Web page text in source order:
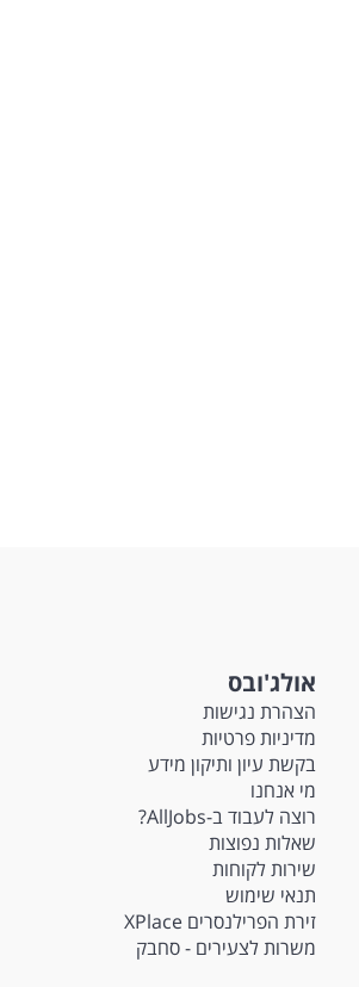
אולג'ובס
הצהרת נגישות
מדיניות פרטיות
בקשת עיון ותיקון מידע
מי אנחנו
רוצה לעבוד ב-AllJobs?
שאלות נפוצות
שירות לקוחות
תנאי שימוש
זירת הפרילנסרים XPlace
משרות לצעירים - סחבק